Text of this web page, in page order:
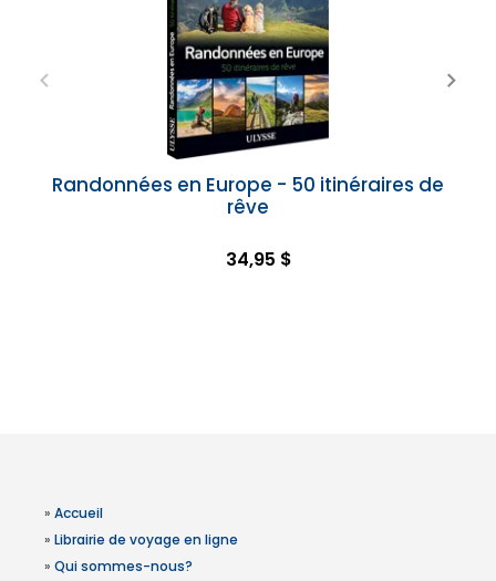
Randonnées en Europe - 50 itinéraires de
rêve
34,95 $
» Accueil
» Librairie de voyage en ligne
» Qui sommes-nous?